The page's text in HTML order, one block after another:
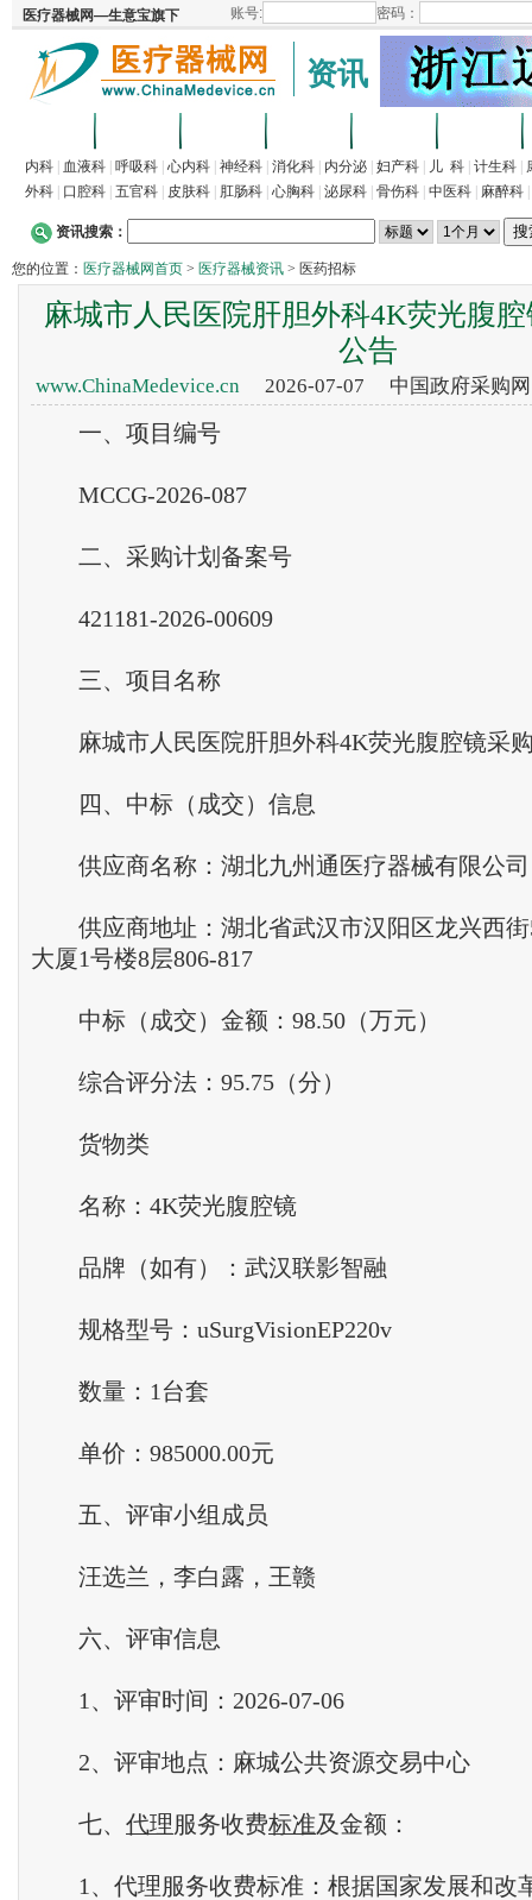
资讯
内科 血液科 呼吸科 心内科 神经科 消化科 内分泌 妇产科 儿 科 计生科
外科
口腔科 五官科 皮肤科 肛肠科 心胸科 泌尿科 骨伤科 中医科 麻醉科
资讯搜索：
您的位置： 医疗器械网首页 > 医疗器械资讯 > 医药招标
麻城市人民医院肝胆外科4K荧光腹
公告
www.ChinaMedevice.cn2026-07-07 中国政府采购
一、项目编号
MCCG-2026-087
二、采购计划备案号
421181-2026-00609
三、项目名称
麻城市人民医院肝胆外科4K荧光腹腔镜采
四、中标（成交）信息
供应商名称：湖北九州通医疗器械有限公司
供应商地址：湖北省武汉市汉阳区龙兴西街
大厦1号楼8层806-817
中标（成交）金额：98.50（万元）
综合评分法：95.75（分）
货物类
名称：4K荧光腹腔镜
品牌（如有）：武汉联影智融
规格型号：uSurgVisionEP220v
数量：1台套
单价：985000.00元
五、评审小组成员
汪选兰，李白露，王赣
六、评审信息
1、评审时间：2026-07-06
2、评审地点：麻城公共资源交易中心
七、 代理服务收费标准及金额：
1、代理服务收费标准：根据国家发展和改